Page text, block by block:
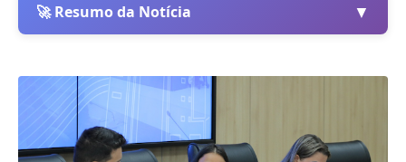
🚀 Resumo da Notícia ▼